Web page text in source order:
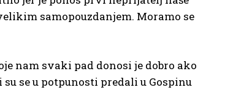
samopouzdanjem. Moramo se
nam svaki pad donosi je dobro ako
se u potpunosti predali u Gospinu